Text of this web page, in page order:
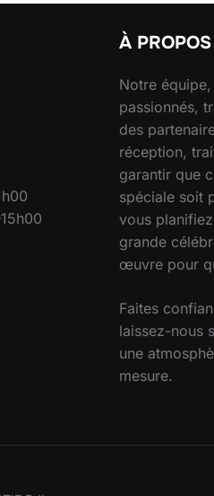
À
Notre
passionnés,
des
réception,
garantir que
spéciale soit
vous
grande
œuvre pour
Faites
laissez-nous
une
mesure.